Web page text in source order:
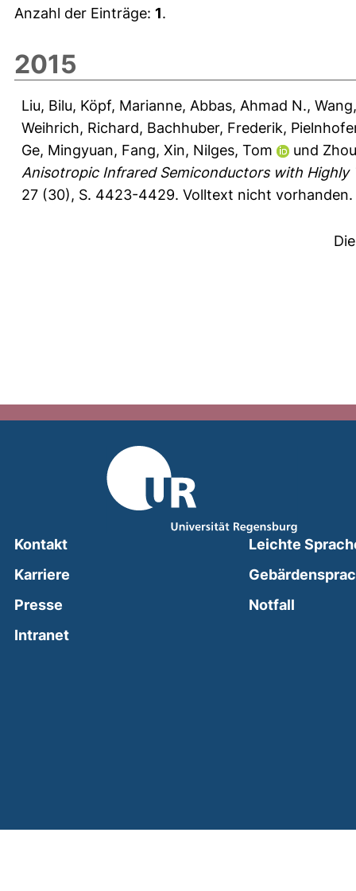
Anzahl der Einträge: 1.
2015
Liu, Bilu, Köpf, Marianne, Abbas, Ahmad N.,
Weihrich, Richard, Bachhuber, Frederik,
Ge, Mingyuan, Fang, Xin, Nilges, Tom und
Anisotropic Infrared Semiconductors with Highly
27 (30), S. 4423-4429. Volltext nicht vorhanden.
Kontakt
Karriere
Presse
Intranet(external link, opens in a new window)
Leichte
Notfall